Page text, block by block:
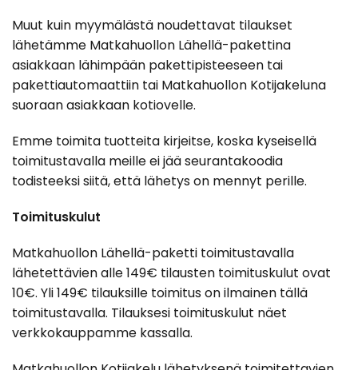
Muut kuin myymälästä noudettavat tilaukset
lähetämme Matkahuollon Lähellä-pakettina
asiakkaan lähimpään pakettipisteeseen tai
pakettiautomaattiin tai Matkahuollon Kotijakeluna
suoraan asiakkaan kotiovelle.
Emme toimita tuotteita kirjeitse, koska kyseisellä
toimitustavalla meille ei jää seurantakoodia
todisteeksi siitä, että lähetys on mennyt perille.
Toimituskulut
Matkahuollon Lähellä-paketti toimitustavalla
lähetettävien alle 149€ tilausten toimituskulut ovat
10€. Yli 149€ tilauksille toimitus on ilmainen tällä
toimitustavalla. Tilauksesi toimituskulut näet
verkkokauppamme kassalla.